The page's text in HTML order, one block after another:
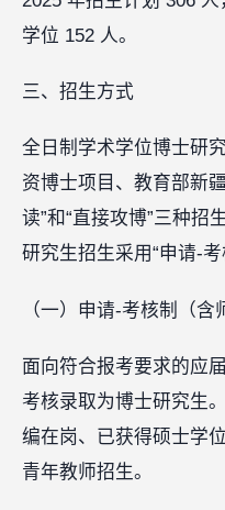
学位 152 人。
三、招生方式
全日制学术学位博士研
资博士项目、教育部新
读”和“直接攻博”三种招
研究生招生采用“申请-考
（一）申请-考核制（含
面向符合报考要求的应
考核录取为博士研究生
编在岗、已获得硕士学
青年教师招生。